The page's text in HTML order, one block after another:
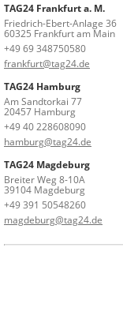
TAG24 Frankfurt a. M.
Friedrich-Ebert-Anlage 36
60325 Frankfurt am Main
+49 69 348750580
frankfurt@tag24.de
TAG24 Hamburg
Am Sandtorkai 77
20457 Hamburg
+49 40 228608090
hamburg@tag24.de
TAG24 Magdeburg
Breiter Weg 8-10A
39104 Magdeburg
+49 391 50548260
magdeburg@tag24.de